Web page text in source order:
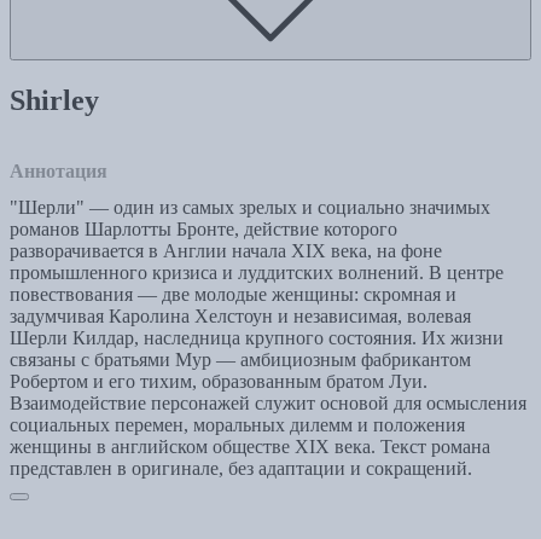
Shirley
Аннотация
"Шерли" — один из самых зрелых и социально значимых
романов Шарлотты Бронте, действие которого
разворачивается в Англии начала XIX века, на фоне
промышленного кризиса и луддитских волнений. В центре
повествования — две молодые женщины: скромная и
задумчивая Каролина Хелстоун и независимая, волевая
Шерли Килдар, наследница крупного состояния. Их жизни
связаны с братьями Мур — амбициозным фабрикантом
Робертом и его тихим, образованным братом Луи.
Взаимодействие персонажей служит основой для осмысления
социальных перемен, моральных дилемм и положения
женщины в английском обществе XIX века. Текст романа
представлен в оригинале, без адаптации и сокращений.